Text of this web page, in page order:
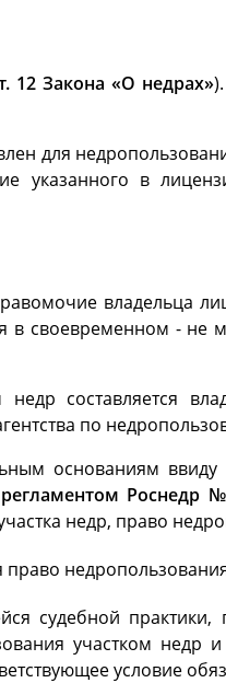
12 Закона «О недрах»
для
указанного в
владельца
в своевременном -
составляется
по
основаниям
Роснедр №
недр, право
судебной
участком недр
условие